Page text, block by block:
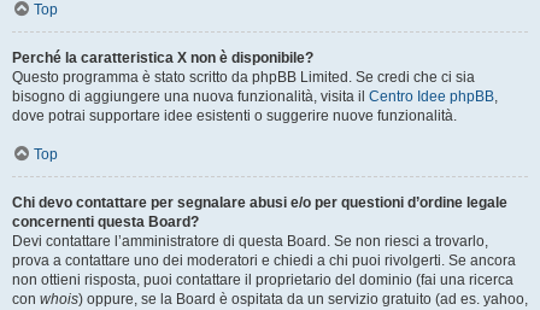
Top
Perché la caratteristica X non è disponibile?
Questo programma è stato scritto da phpBB Limited. Se credi che ci sia
bisogno di aggiungere una nuova funzionalità, visita il Centro Idee phpBB,
dove potrai supportare idee esistenti o suggerire nuove funzionalità.
Top
Chi devo contattare per segnalare abusi e/o per questioni d’ordine legale
concernenti questa Board?
Devi contattare l’amministratore di questa Board. Se non riesci a trovarlo,
prova a contattare uno dei moderatori e chiedi a chi puoi rivolgerti. Se ancora
non ottieni risposta, puoi contattare il proprietario del dominio (fai una ricerca
con whois) oppure, se la Board è ospitata da un servizio gratuito (ad es. yahoo,